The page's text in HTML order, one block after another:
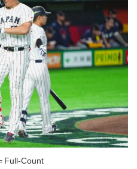
Full-Count